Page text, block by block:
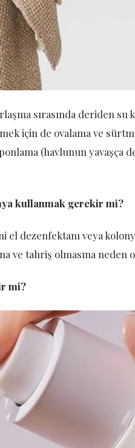
sırasında deriden
için de ovalama ve
(havlunun yavaşça
kullanmak gerekir mi?
el dezenfektanı veya
ve tahriş olmasına neden
mi?